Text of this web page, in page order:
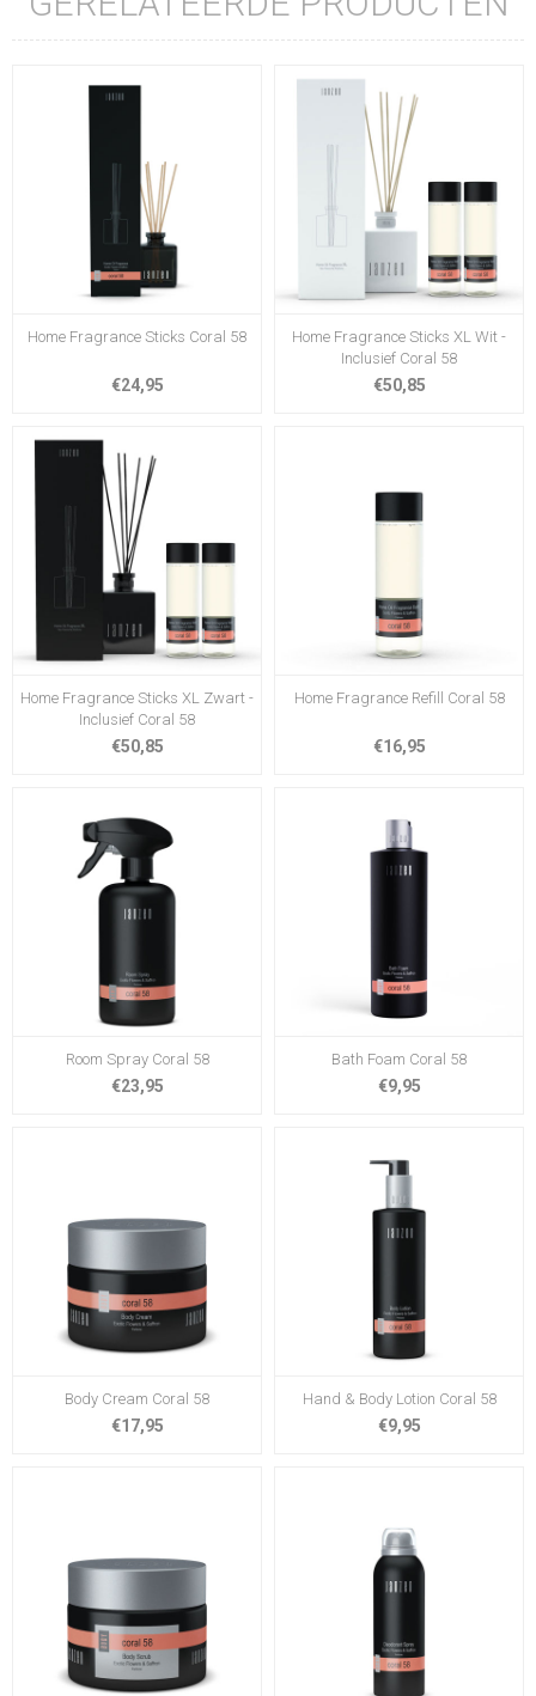
Home Fragrance Sticks Coral 58
€24,95
Home Fragrance Sticks XL Wit -
Inclusief Coral 58
€50,85
Home Fragrance Sticks XL Zwart -
Inclusief Coral 58
€50,85
Home Fragrance Refill Coral 58
€16,95
Room Spray Coral 58
€23,95
Bath Foam Coral 58
€9,95
Body Cream Coral 58
€17,95
Hand & Body Lotion Coral 58
€9,95